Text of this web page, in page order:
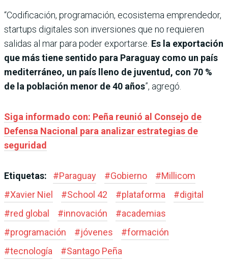
“Codificación, programación, ecosistema emprendedor,
startups digitales son inversiones que no requieren
salidas al mar para poder exportarse. Es la exportación
que más tiene sentido para Paraguay como un país
mediterráneo, un país lleno de juventud, con 70 %
de la población menor de 40 años”, agregó.
Siga informado con: Peña reunió al Consejo de
Defensa Nacional para analizar estrategias de
seguridad
Etiquetas: #Paraguay #Gobierno #Millicom
#Xavier Niel #School 42 #plataforma #digital
#red global #innovación #academias
#programación #jóvenes #formación
#tecnología #Santago Peña